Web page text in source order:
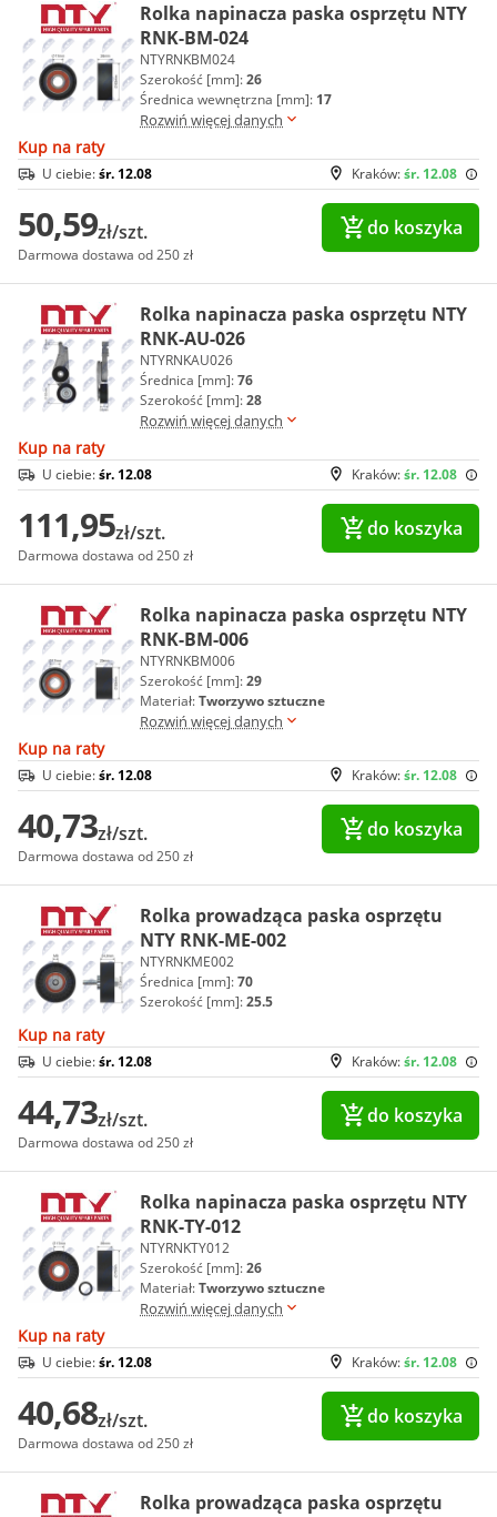
Rolka napinacza paska osprzętu NTY
RNK-BM-024
NTYRNKBM024
Szerokość [mm]:26
Średnica wewnętrzna [mm]: 17
Rozwiń więcej danych
Kup na raty
Kraków:śr. 12.08
U ciebie:śr. 12.08
50,59zł/szt.
Darmowa dostawa od 250 zł
do koszyka
Rolka napinacza paska osprzętu NTY
RNK-AU-026
NTYRNKAU026
Średnica [mm]:76
Szerokość [mm]:28
Rozwiń więcej danych
Kup na raty
Kraków:śr. 12.08
U ciebie:śr. 12.08
111,95zł/szt.
Darmowa dostawa od 250 zł
do koszyka
Rolka napinacza paska osprzętu NTY
RNK-BM-006
NTYRNKBM006
Szerokość [mm]:29
Materiał:Tworzywo sztuczne
Rozwiń więcej danych
Kup na raty
Kraków:śr. 12.08
U ciebie:śr. 12.08
40,73zł/szt.
Darmowa dostawa od 250 zł
do koszyka
Rolka prowadząca paska osprzętu
NTY RNK-ME-002
NTYRNKME002
Średnica [mm]:70
Szerokość [mm]:25.5
Kup na raty
Kraków:śr. 12.08
U ciebie:śr. 12.08
44,73zł/szt.
Darmowa dostawa od 250 zł
do koszyka
Rolka napinacza paska osprzętu NTY
RNK-TY-012
NTYRNKTY012
Szerokość [mm]:26
Materiał:Tworzywo sztuczne
Rozwiń więcej danych
Kup na raty
Kraków:śr. 12.08
U ciebie:śr. 12.08
40,68zł/szt.
Darmowa dostawa od 250 zł
do koszyka
Rolka prowadząca paska osprzętu